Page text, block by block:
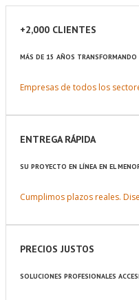
+2,000 CLIENTES
MÁS DE 15 AÑOS
Empresas de todos los
ENTREGA RÁPIDA
SU PROYECTO EN LÍNEA EN EL
Cumplimos plazos reales.
PRECIOS JUSTOS
SOLUCIONES PROFESIONALES